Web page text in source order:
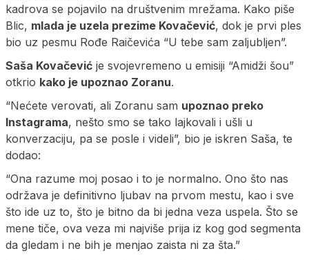
kadrova se pojavilo na društvenim mrežama. Kako piše
Blic, mlada je uzela prezime Kovačević, dok je prvi ples
bio uz pesmu Rođe Raičevića “U tebe sam zaljubljen”.
Saša Kovačević je svojevremeno u emisiji “Amidži šou”
otkrio kako je upoznao Zoranu.
“Nećete verovati, ali Zoranu sam upoznao preko
Instagrama, nešto smo se tako lajkovali i ušli u
konverzaciju, pa se posle i videli”, bio je iskren Saša, te
dodao:
“Ona razume moj posao i to je normalno. Ono što nas
održava je definitivno ljubav na prvom mestu, kao i sve
što ide uz to, što je bitno da bi jedna veza uspela. Što se
mene tiče, ova veza mi najviše prija iz kog god segmenta
da gledam i ne bih je menjao zaista ni za šta.”